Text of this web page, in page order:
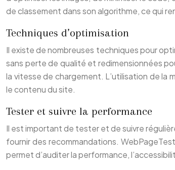
de classement dans son algorithme, ce qui
Techniques d’optimisation
Il existe de nombreuses techniques pour
sans perte de qualité et redimensionnées
la vitesse de chargement. L’utilisation de la
le contenu du site.
Tester et suivre la performance
Il est important de tester et de suivre
fournir des recommandations.
permet d’auditer la performance,